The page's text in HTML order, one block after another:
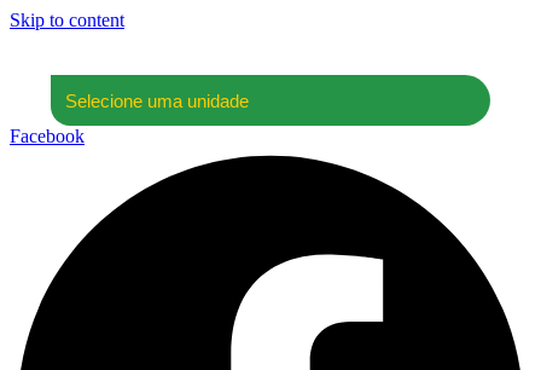
Skip to content
Facebook